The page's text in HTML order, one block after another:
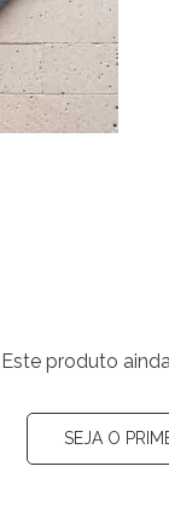
Este produto
SEJA O